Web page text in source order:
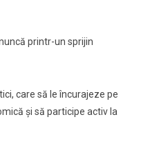
printr-un sprijin
care să le încurajeze pe
şi să participe activ la